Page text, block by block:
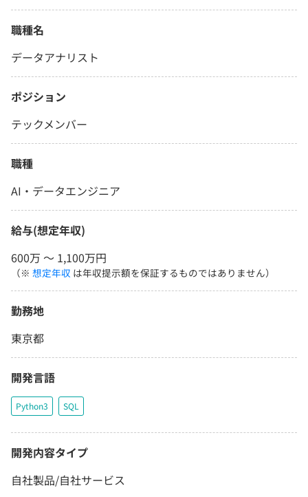
職種名
データアナリスト
ポジション
テックメンバー
職種
AI・データエンジニア
給与(想定年収)
600万 〜 1,100万円
（※ 想定年収 は年収提示額を保証するものではありません）
勤務地
東京都
開発言語
Python3 SQL
開発内容タイプ
自社製品/自社サービス